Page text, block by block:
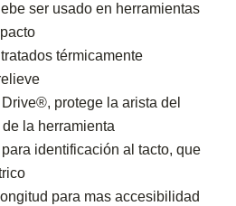
ser usado en herramientas
térmicamente
protege la arista del
la herramienta
identificación al tacto, que
para mas accesibilidad